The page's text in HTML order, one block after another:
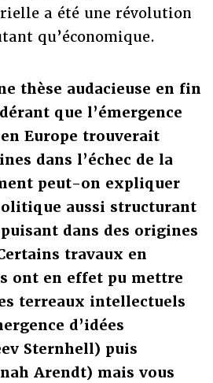
a été une révolution
qu’économique.
thèse audacieuse en fin
que l’émergence
Europe trouverait
dans l’échec de la
peut-on expliquer
aussi structurant
dans des origines
travaux en
ont en effet pu mettre
terreaux intellectuels
d’idées
Sternhell) puis
Arendt) mais vous